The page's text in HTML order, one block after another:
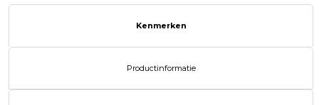
Kenmerken
Productinformatie